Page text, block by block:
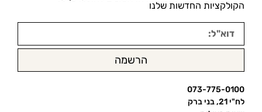
הקולקציות החדשות שלנו
הרשמה
073-775-0100
לח"י 21, בני ברק